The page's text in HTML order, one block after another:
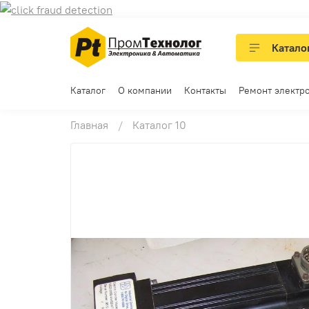
Каталог О компании Контакты Ремонт
Главная Каталог 10